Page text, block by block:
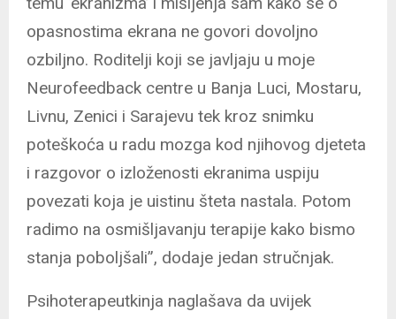
opasnostima ekrana ne govori dovoljno
ozbiljno. Roditelji koji se javljaju u moje
Neurofeedback centre u Banja Luci, Mostaru,
Livnu, Zenici i Sarajevu tek kroz snimku
poteškoća u radu mozga kod njihovog djeteta
i razgovor o izloženosti ekranima uspiju
povezati koja je uistinu šteta nastala. Potom
radimo na osmišljavanju terapije kako bismo
stanja poboljšali”, dodaje jedan stručnjak.
Psihoterapeutkinja naglašava da uvijek